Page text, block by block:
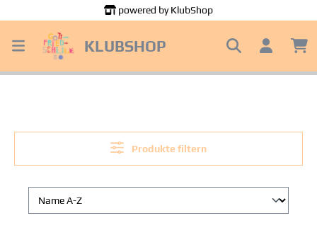
powered by KlubShop
KLUBSHOP
Produkte filtern